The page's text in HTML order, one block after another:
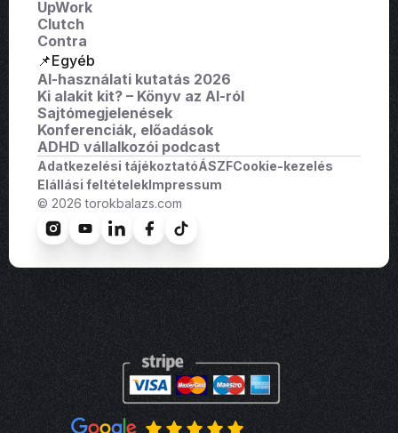
UpWork
Clutch
Contra
📌Egyéb
AI-használati kutatás 2026
Ki alakit kit? – Könyv az AI-ról
Sajtómegjelenések
Konferenciák, előadások
ADHD vállalkozói podcast
Adatkezelési tájékoztatóÁSZFCookie-kezelés
Elállási feltételekImpressum
© 2026 torokbalazs.com